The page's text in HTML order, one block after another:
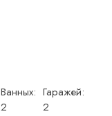
Ванных:
2
Гаражей:
2